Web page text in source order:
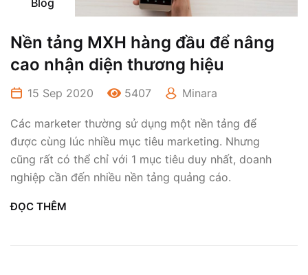
Blog
Nền tảng MXH hàng đầu để nâng
cao nhận diện thương hiệu
15 Sep 2020 5407 Minara
Các marketer thường sử dụng một nền tảng để
được cùng lúc nhiều mục tiêu marketing. Nhưng
cũng rất có thể chỉ với 1 mục tiêu duy nhất, doanh
nghiệp cần đến nhiều nền tảng quảng cáo.
ĐỌC THÊM